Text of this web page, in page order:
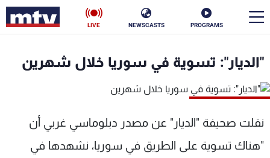
PROGRAMS
NEWSCASTS
LIVE
"الديار": تسوية في سوريا خلال شهرين
نقلت صحيفة "الديار" عن مصدر دبلوماسي غربي أن
"هناك تسوية على الطريق في سوريا، نشهدها في
إقتصاد